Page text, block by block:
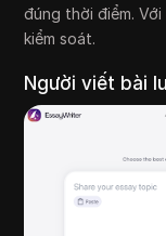
đúng thời điểm.
kiểm soát.
Người viết bài